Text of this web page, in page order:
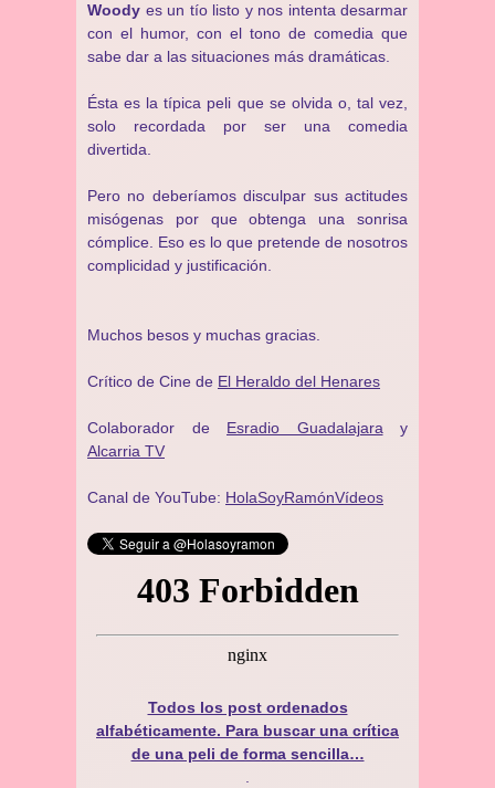
Woody es un tío listo y nos intenta desarmar
con el humor, con el tono de comedia que
sabe dar a las situaciones más dramáticas.
Ésta es la típica peli que se olvida o, tal vez,
solo recordada por ser una comedia
divertida.
Pero no deberíamos disculpar sus actitudes
misógenas por que obtenga una sonrisa
cómplice. Eso es lo que pretende de nosotros
complicidad y justificación.
Muchos besos y muchas gracias.
Crítico de Cine de El Heraldo del Henares
Colaborador de Esradio Guadalajara y
Alcarria TV
Canal de YouTube: HolaSoyRamónVídeos
Todos los post ordenados
alfabéticamente. Para buscar una crítica
de una peli de forma sencilla…